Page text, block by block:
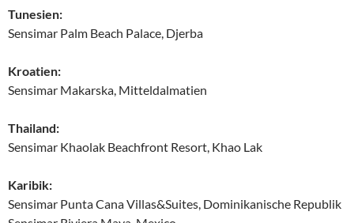
Tunesien:
Sensimar Palm Beach Palace, Djerba
Kroatien:
Sensimar Makarska, Mitteldalmatien
Thailand:
Sensimar Khaolak Beachfront Resort, Khao Lak
Karibik:
Sensimar Punta Cana Villas&Suites, Dominikanische Republik